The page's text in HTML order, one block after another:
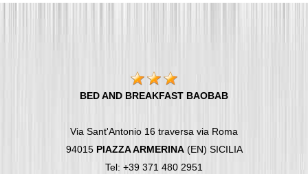
BED AND BREAKFAST BAOBAB
Via Sant'Antonio 16 traversa via Roma
94015 PIAZZA ARMERINA(EN) SICILIA
Tel: +39 371 480 2951